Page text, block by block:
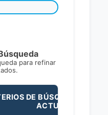
para refinar
DE BÚSQUEDA
ACTUALES: